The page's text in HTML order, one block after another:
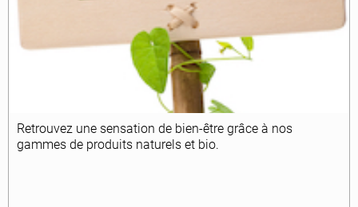
Retrouvez une sensation de bien-être grâce à nos
gammes de produits naturels et bio.